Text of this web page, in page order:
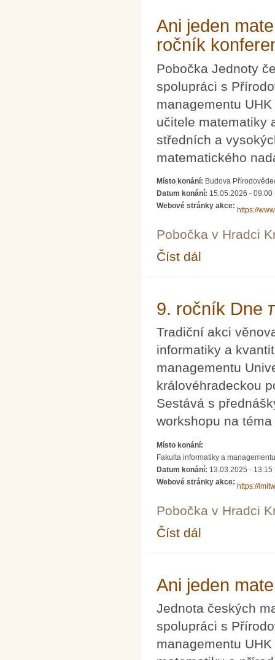
Ani jeden
ročník
Pobočka Jednoty
spolupráci s
managementu
učitele matematiky
středních a
matematického
Místo konání: Budova
Datum konání: 15.05.2026 - 09:00
Webové stránky akce:
https://
Pobočka v Hradci
Číst dál
9. ročník Dne
Tradiční akci
informatiky a
managementu
královéhradeckou
Sestává s
workshopu na téma
Místo konání:
Fakulta informatiky a
Datum konání: 13.03.2025 - 13:15
Webové stránky akce:
https://
Pobočka v Hradci
Číst dál
Ani jeden
Jednota českých
spolupráci s
managementu